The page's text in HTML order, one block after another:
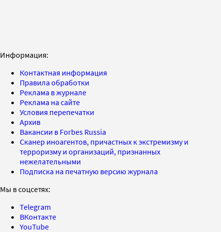
Информация:
Контактная информация
Правила обработки
Реклама в журнале
Реклама на сайте
Условия перепечатки
Архив
Вакансии в Forbes Russia
Сканер иноагентов, причастных к экстремизму и
терроризму и организаций, признанных
нежелательными
Подписка на печатную версию журнала
Мы в соцсетях:
Telegram
ВКонтакте
YouTube